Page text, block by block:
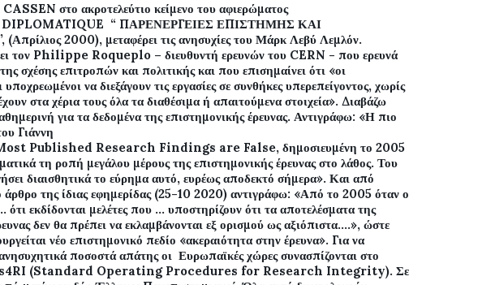
στο ακροτελεύτιο κείμενο του αφιερώματος
“ ΠΑΡΕΝΕΡΓΕΙΕΣ ΕΠΙΣΤΗΜΗΣ ΚΑΙ
2000), μεταφέρει τις ανησυχίες του Μάρκ Λεβύ Λεμλόν.
τον Philippe Roqueplo – διευθυντή ερευνών του CERN - που ερευνά
σχέσης επιτροπών και πολιτικής και που επισημαίνει ότι «οι
υποχρεωμένοι να διεξάγουν τις εργασίες σε συνθήκες υπερεπείγοντος, χωρίς
στα χέρια τους όλα τα διαθέσιμα ή απαιτούμενα στοιχεία». Διαβάζω
για τα δεδομένα της επιστημονικής έρευνας. Αντιγράφω: «Η πιο
Γιάννη
Published Research Findings are False, δημοσιευμένη το 2005
τη ροπή μεγάλου μέρους της επιστημονικής έρευνας στο λάθος. Του
διαισθητικά το εύρημα αυτό, ευρέως αποδεκτό σήμερα». Και από
άρθρο της ίδιας εφημερίδας (25-10 2020) αντιγράφω: «Από το 2005 όταν ο
ότι εκδίδονται μελέτες που … υποστηρίζουν ότι τα αποτελέσματα της
δεν θα πρέπει να εκλαμβάνονται εξ ορισμού ως αξιόπιστα….», ώστε
νέο επιστημονικό πεδίο «ακεραιότητα στην έρευνα». Για να
ποσοστά απάτης οι Ευρωπαϊκές χώρες συνασπίζονται στο
4RI (Standard Operating Procedures for Research Integrity). Σε